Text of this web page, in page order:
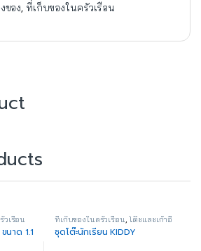
ของ, ที่เก็บของในครัวเรือน
วเรือน
าด 1.1
ที่เก็บของในครัวเรือน ,โต๊ะและเก้าอี้
ชุดโต๊ะนักเรียน KIDDY